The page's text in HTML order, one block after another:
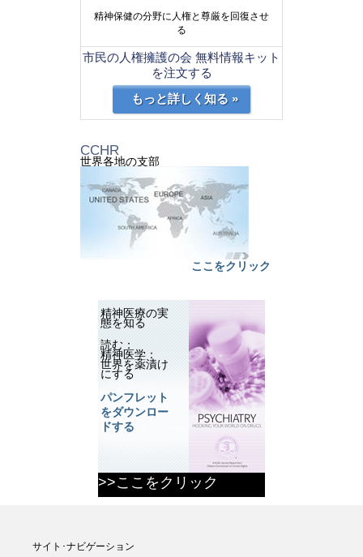
精神保健の分野に人権と尊厳を回復させ
る
市民の人権擁護の会 無料情報キット
を注文する
もっと詳しく知る »
CCHR
世界各地の支部
ここをクリック
精神医療の実
態を知る
読む：
精神医学：
世界を薬漬け
にする
パンフレット
をダウンロー
ドする
>>ここをクリック
サイト･ナビゲーション